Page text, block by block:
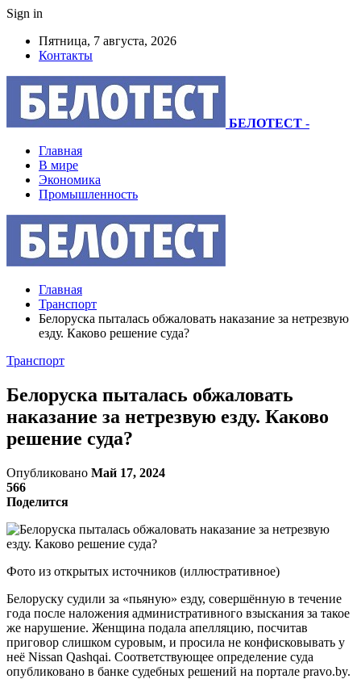
Sign in
Пятница, 7 августа, 2026
Контакты
БЕЛОТЕСТ -
Главная
В мире
Экономика
Промышленность
Главная
Транспорт
Белоруска пыталась обжаловать наказание за нетрезвую
езду. Каково решение суда?
Транспорт
Белоруска пыталась обжаловать
наказание за нетрезвую езду. Каково
решение суда?
Опубликовано Май 17, 2024
566
Поделится
Фото из открытых источников (иллюстративное)
Белоруску судили за «пьяную» езду, совершённую в течение
года после наложения административного взыскания за такое
же нарушение. Женщина подала апелляцию, посчитав
приговор слишком суровым, и просила не конфисковывать у
неё Nissan Qashqai. Соответствующее определение суда
опубликовано в банке судебных решений на портале pravo.by.